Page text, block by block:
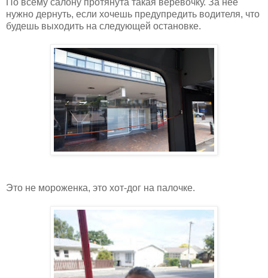
нужно дернуть, если хочешь предупредить водителя, что
будешь выходить на следующей остановке.
Это не мороженка, это хот-дог на палочке.